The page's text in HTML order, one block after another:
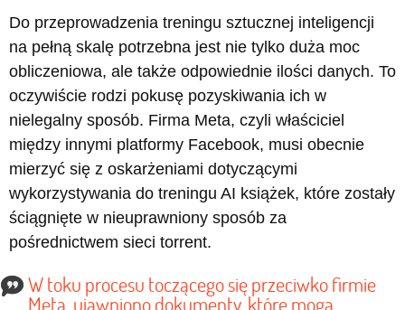
Do przeprowadzenia treningu sztucznej inteligencji
na pełną skalę potrzebna jest nie tylko duża moc
obliczeniowa, ale także odpowiednie ilości danych. To
oczywiście rodzi pokusę pozyskiwania ich w
nielegalny sposób. Firma Meta, czyli właściciel
między innymi platformy Facebook, musi obecnie
mierzyć się z oskarżeniami dotyczącymi
wykorzystywania do treningu AI książek, które zostały
ściągnięte w nieuprawniony sposób za
pośrednictwem sieci torrent.
W toku procesu toczącego się przeciwko firmie
Meta, ujawniono dokumenty, które mogą